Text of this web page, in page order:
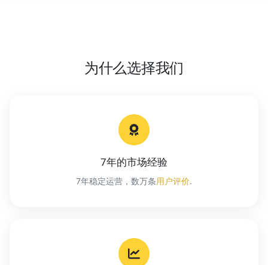
为什么选择我们
7年的市场经验
7年稳定运营，数万条用户评价.